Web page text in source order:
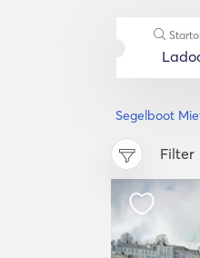
Segelboot
Filter